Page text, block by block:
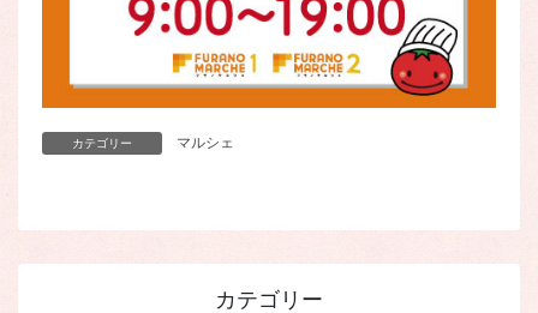
カテゴリー マルシェ
カテゴリー